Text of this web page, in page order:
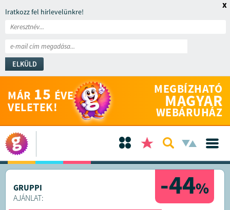
Iratkozz fel hírlevelünkre!
ELKÜLD
x
MÁR 15 ÉVE
VELETEK!
MEGBÍZHATÓ
MAGYAR
WEBÁRUHÁZ
-44%
GRUPPI
AJÁNLAT: